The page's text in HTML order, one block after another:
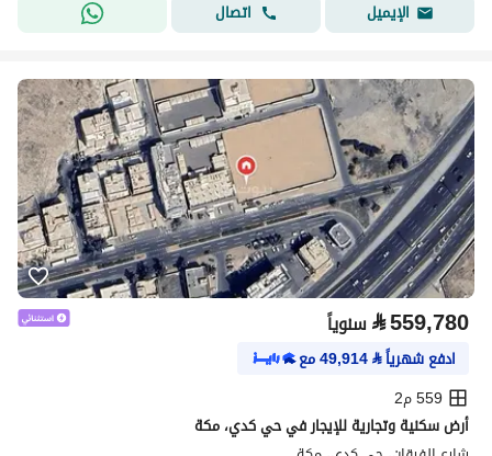
الإيميل اتصال
⃁559,780 سنوياً
ادفع شهرياً⃁
49,914مع
559 م2
أرض سكنية وتجارية للإيجار في حي كدي، مكة